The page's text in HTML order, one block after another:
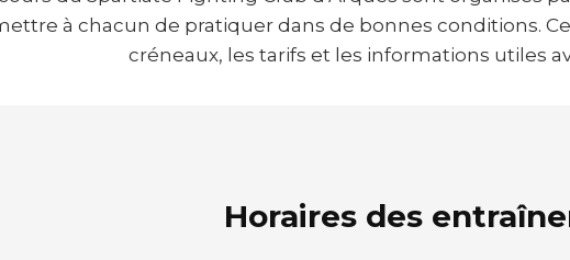
à chacun de pratiquer dans de bonnes conditions.
créneaux, les tarifs et les informations utiles
Horaires des